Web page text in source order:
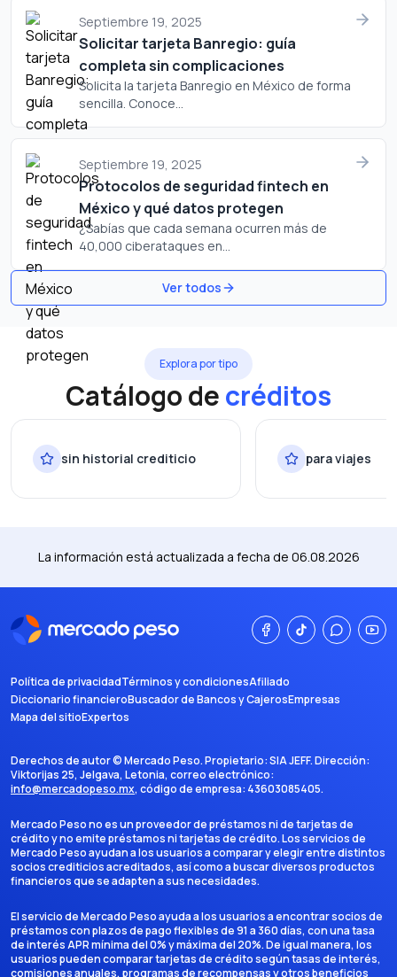
Septiembre 19, 2025
Solicitar tarjeta Banregio: guía
completa sin complicaciones
Solicita la tarjeta Banregio en México de forma
sencilla. Conoce...
Septiembre 19, 2025
Protocolos de seguridad fintech en
México y qué datos protegen
¿Sabías que cada semana ocurren más de
40,000 ciberataques en...
Ver todos
Explora por tipo
Catálogo decréditos
sin historial crediticio para viajes
La información está actualizada a fecha de 06.08.2026
Política de privacidadTérminos y condicionesAfiliado
Diccionario financieroBuscador de Bancos y CajerosEmpresas
Mapa del sitioExpertos
Derechos de autor ©Mercado Peso. Propietario:SIA JEFF. Dirección:
Viktorijas 25, Jelgava, Letonia, correo electrónico:
info@mercadopeso.mx, código de empresa: 43603085405.
Mercado Peso no es un proveedor de préstamos ni de tarjetas de
crédito y no emite préstamos ni tarjetas de crédito. Los servicios de
Mercado Peso ayudan a los usuarios a comparar y elegir entre distintos
socios crediticios acreditados, así como a buscar diversos productos
financieros que se adapten a sus necesidades.
El servicio de Mercado Peso ayuda a los usuarios a encontrar socios de
préstamos con plazos de pago flexibles de 91 a 360 días, con una tasa
de interés APR mínima del 0% y máxima del 20%. De igual manera, los
usuarios pueden comparar tarjetas de crédito según tasas de interés,
comisiones anuales, programas de recompensas y otros beneficios